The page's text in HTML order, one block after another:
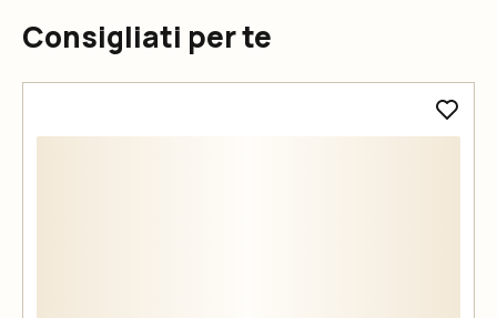
Consigliati per te